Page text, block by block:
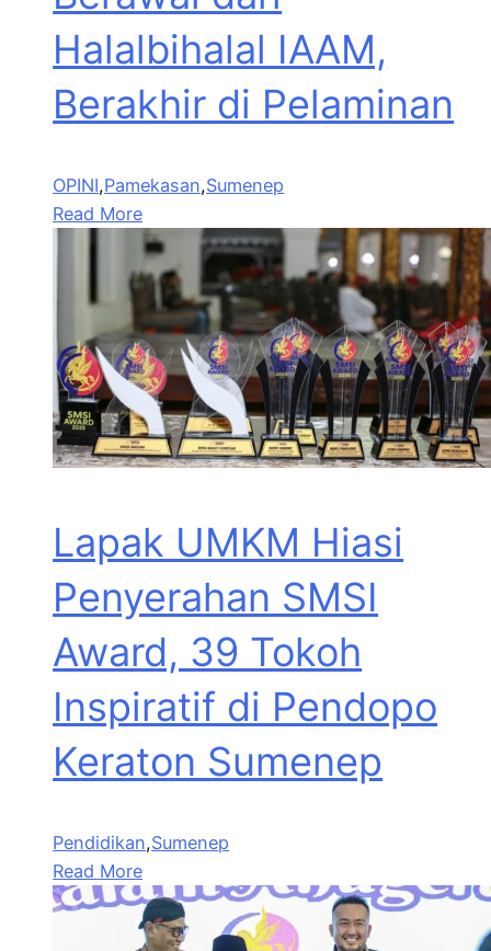
Halalbihalal IAAM,
Berakhir di Pelaminan
OPINI,Pamekasan,Sumenep
Read More
Lapak UMKM Hiasi
Penyerahan SMSI
Award, 39 Tokoh
Inspiratif di Pendopo
Keraton Sumenep
Pendidikan,Sumenep
Read More